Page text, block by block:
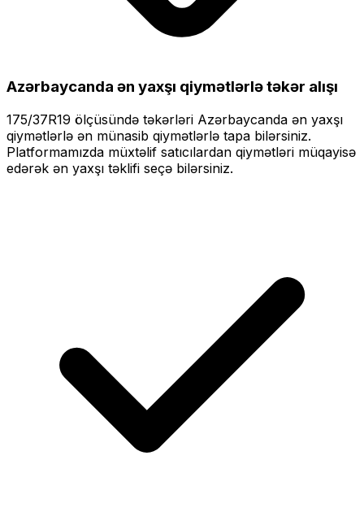
Azərbaycanda ən yaxşı qiymətlərlətəkər alışı
175/37R19 ölçüsündə təkərləri Azərbaycanda ən yaxşı
qiymətlərlə ən münasib qiymətlərlə tapa bilərsiniz.
Platformamızda müxtəlif satıcılardan qiymətləri müqayisə
edərək ən yaxşı təklifi seçə bilərsiniz.